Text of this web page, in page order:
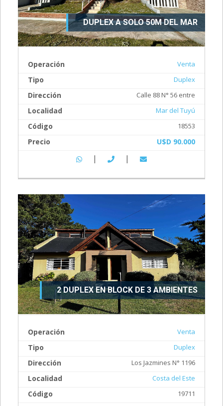
DUPLEX A SOLO 50M DEL MAR
Operación Venta
Tipo Duplex
Dirección Calle 88 N° 56 entre
Localidad Mar del Tuyú
Código 18553
Precio U$D 90.000
| |
2 DUPLEX EN BLOCK DE 3 AMBIENTES
Operación Venta
Tipo Duplex
Dirección Los Jazmines N° 1196
Localidad Costa del Este
Código 19711